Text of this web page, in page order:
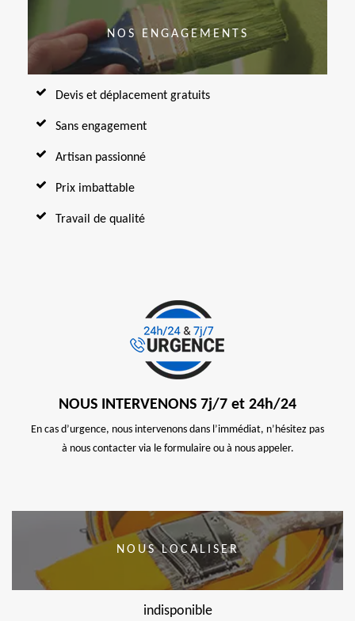
NOS ENGAGEMENTS
Devis et déplacement gratuits
Sans engagement
Artisan passionné
Prix imbattable
Travail de qualité
NOUS INTERVENONS 7j/7 et 24h/24
En cas d’urgence, nous intervenons dans l’immédiat, n’hésitez pas
à nous contacter via le formulaire ou à nous appeler.
NOUS LOCALISER
indisponible